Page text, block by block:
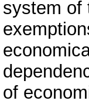
system of
of